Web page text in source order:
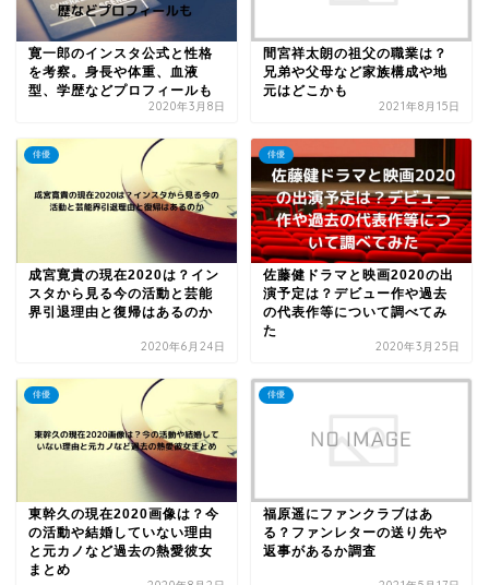
寛一郎のインスタ公式と性格
を考察。身長や体重、血液
型、学歴などプロフィールも
2020年3月8日
間宮祥太朗の祖父の職業は？
兄弟や父母など家族構成や地
元はどこかも
2021年8月15日
俳優
成宮寛貴の現在2020は？イン
スタから見る今の活動と芸能
界引退理由と復帰はあるのか
2020年6月24日
俳優
佐藤健ドラマと映画2020の出
演予定は？デビュー作や過去
の代表作等について調べてみ
た
2020年3月25日
俳優
東幹久の現在2020画像は？今
の活動や結婚していない理由
と元カノなど過去の熱愛彼女
まとめ
俳優
福原遥にファンクラブはあ
る？ファンレターの送り先や
返事があるか調査